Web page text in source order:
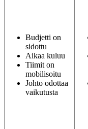
Budjetti on
sidottu
Aikaa kuluu
Tiimit on
mobilisoitu
Johto odottaa
vaikutusta